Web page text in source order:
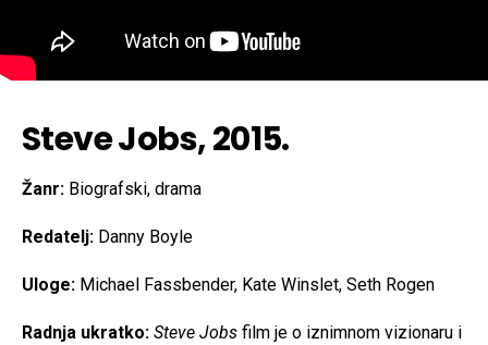
Steve Jobs, 2015.
Žanr: Biografski, drama
Redatelj: Danny Boyle
Uloge: Michael Fassbender, Kate Winslet, Seth Rogen
Radnja ukratko: Steve Jobs film je o iznimnom vizionaru i